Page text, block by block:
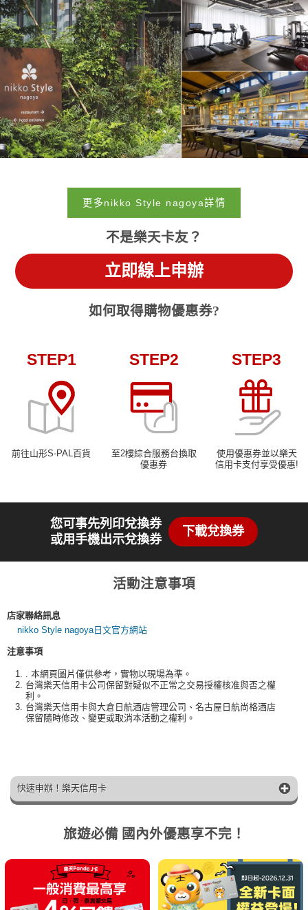
更多nikko Style nagoya詳情
不是樂天卡友？
立即線上申辦
如何取得購物優惠券?
STEP1
前往山形S-PAL百貨
STEP2
至2樓綜合服務台換取
優惠券
STEP3
使用優惠券並以樂天
信用卡支付享受優惠!
您可事先列印兌換券
或用手機出示兌換券
下載兌換券
活動注意事項
店家聯絡訊息
nikko Style nagoya日文官方網站
注意事項
. 本網頁圖片僅供參考，實物以現場為準。
台灣樂天信用卡公司保留對疑似不正常之交易授權核准與否之權
利。
台灣樂天信用卡與大倉日航酒店管理公司、名古屋日航尚格酒店
保留隨時修改、變更或取消本活動之權利。
快速申辦！樂天信用卡
旅遊必備 國內外優惠享不完！